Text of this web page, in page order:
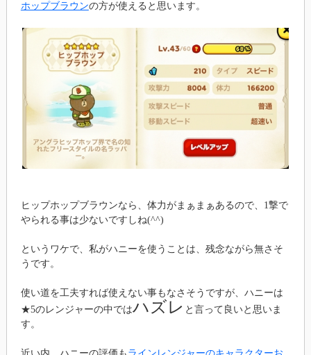
ホップブラウンの方が使えると思います。
ヒップホップブラウンなら、体力がまぁまぁあるので、1撃で
やられる事は少ないですしね(^^)
というワケで、私がハニーを使うことは、残念ながら無さそ
うです。
使い道を工夫すれば使えない事もなさそうですが、ハニーは
★5のレンジャーの中ではハズレ と言って良いと思いま
す。